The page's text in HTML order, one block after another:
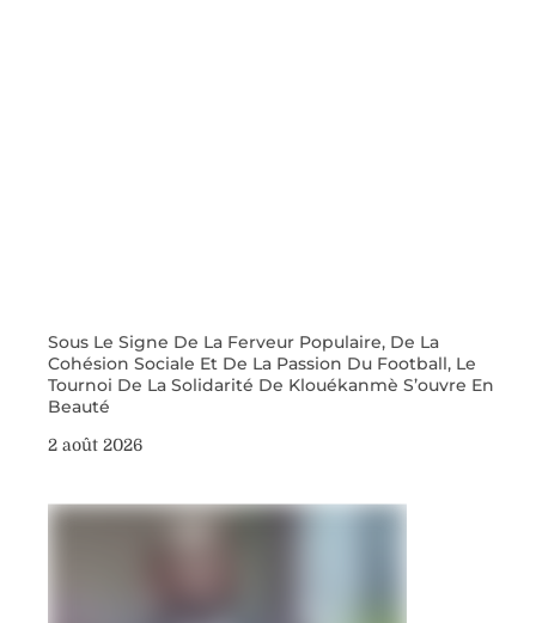
Sous Le Signe De La Ferveur Populaire, De La
Cohésion Sociale Et De La Passion Du Football, Le
Tournoi De La Solidarité De Klouékanmè S’ouvre En
Beauté
2 août 2026